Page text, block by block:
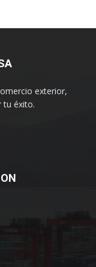
exterior,
tu éxito.